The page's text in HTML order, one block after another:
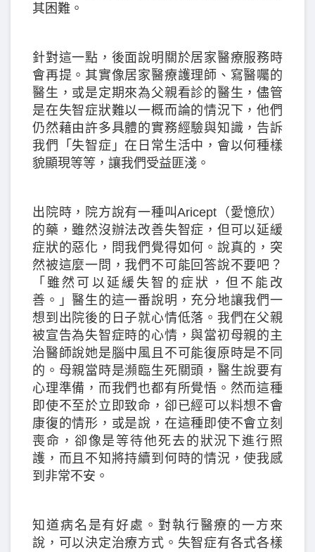
其困難。
針對這一點，後面說明關於居家醫療服務時
會再提。其實像居家醫療護理師、寫醫囑的
醫生，或是定期來為父親看診的醫生，儘管
是在失智症狀難以一概而論的情況下，他們
仍然藉由許多具體的實務經驗與知識，告訴
我們「失智症」在日常生活中，會以何種樣
貌顯現等等，讓我們受益匪淺。
出院時，院方說有一種叫Aricept（愛憶欣）
的藥，雖然沒辦法改善失智症，但可以延緩
症狀的惡化，問我們覺得如何。說真的，突
然被這麼一問，我們不可能回答說不要吧？
「雖然可以延緩失智的症狀，但不能改
善。」醫生的這一番說明，充分地讓我們一
想到出院後的日子就心情低落。我們在父親
被宣告為失智症時的心情，與當初母親的主
治醫師說她是腦中風且不可能復原時是不同
的。母親當時是瀕臨生死關頭，醫生說要有
心理準備，而我們也都有所覺悟。然而這種
即使不至於立即致命，卻已經可以料想不會
康復的情形，或是說，在這種即使不會立刻
喪命，卻像是等待他死去的狀況下進行照
護，而且不知將持續到何時的情況，使我感
到非常不安。
知道病名是有好處。對執行醫療的一方來
說，可以決定治療方式。失智症有各式各樣